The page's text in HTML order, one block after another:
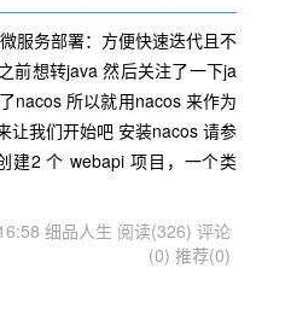
服务部署：方便快速迭代且不
前想转java 然后关注了一下ja
nacos 所以就用nacos 来作为
让我们开始吧 安装nacos 请参
建2 个 webapi 项目，一个类
细品人生 阅读(326) 评论
(0) 推荐(0)